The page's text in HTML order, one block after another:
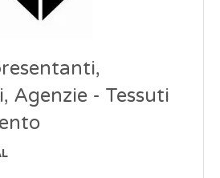
Agenzie - Tessuti